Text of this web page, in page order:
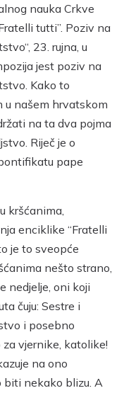
nauka Crkve
tutti”. Poziv na
23. rujna, u
jest poziv na
Kako to
našem hrvatskom
na ta dva pojma
Riječ je o
pape
kršćanima,
enciklike “Fratelli
je to sveopće
nešto strano,
nedjelje, oni koji
čuju: Sestre i
i posebno
vjernike, katolike!
na ono
nekako blizu. A